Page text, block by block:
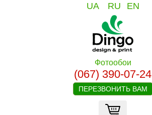
UA RU EN
Фотообои
(067) 390-07-24
ПЕРЕЗВОНИТЬ ВАМ